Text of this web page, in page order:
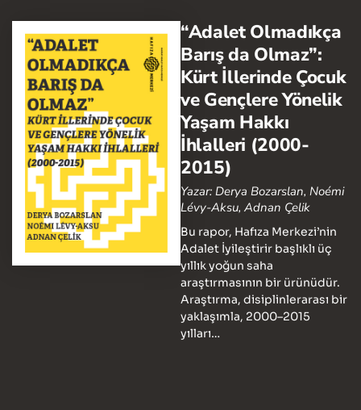
“Adalet Olmadıkça
Barış da Olmaz”:
Kürt İllerinde Çocuk
ve Gençlere Yönelik
Yaşam Hakkı
İhlalleri (2000-
2015)
Yazar: Derya Bozarslan, Noémi
Lévy-Aksu, Adnan Çelik
Bu rapor, Hafıza Merkezi’nin
Adalet İyileştirir başlıklı üç
yıllık yoğun saha
araştırmasının bir ürünüdür.
Araştırma, disiplinlerarası bir
yaklaşımla, 2000–2015
yılları…